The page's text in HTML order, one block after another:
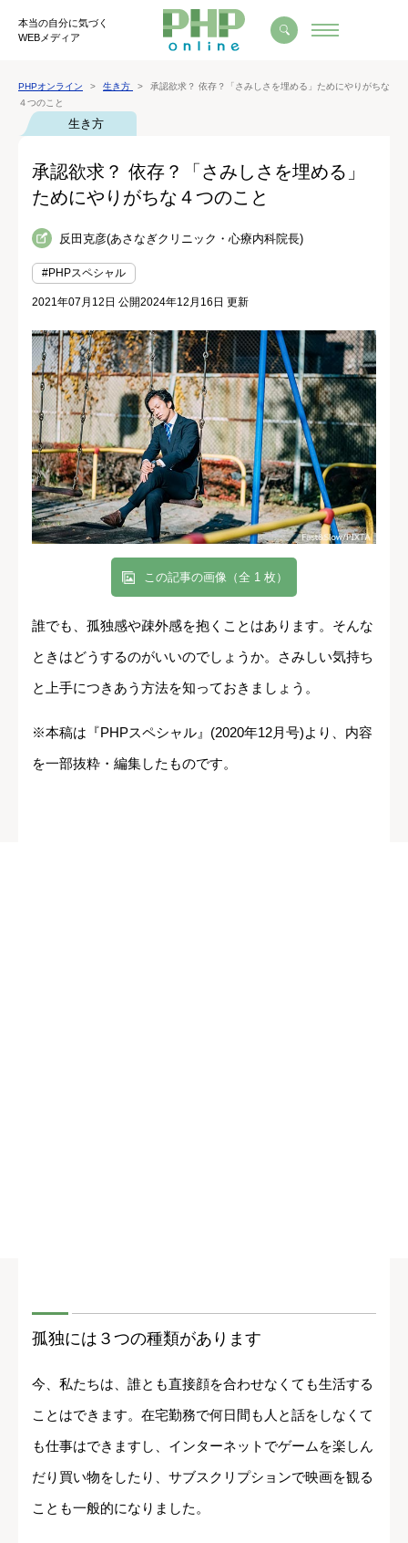
本当の自分に気づく
WEBメディア
PHPオンライン 生き方
承認欲求？ 依存？「さみしさを埋める」ためにやりがちな
４つのこと
生き方
承認欲求？ 依存？「さみしさを埋める」
ためにやりがちな４つのこと
反田克彦(あさなぎクリニック・心療内科院長)
#PHPスペシャル
2021年07月12日 公開2024年12月16日 更新
この記事の画像（全 1 枚）
誰でも、孤独感や疎外感を抱くことはあります。そんな
ときはどうするのがいいのでしょうか。さみしい気持ち
と上手につきあう方法を知っておきましょう。
※本稿は『PHPスペシャル』(2020年12月号)より、内容
を一部抜粋・編集したものです。
孤独には３つの種類があります
今、私たちは、誰とも直接顔を合わせなくても生活する
ことはできます。在宅勤務で何日間も人と話をしなくて
も仕事はできますし、インターネットでゲームを楽しん
だり買い物をしたり、サブスクリプションで映画を観る
ことも一般的になりました。